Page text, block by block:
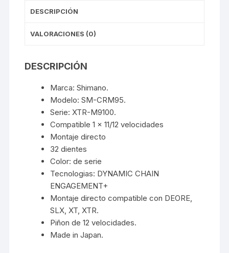
DESCRIPCIÓN
VALORACIONES (0)
DESCRIPCIÓN
Marca: Shimano.
Modelo: SM-CRM95.
Serie: XTR-M9100.
Compatible 1 x 11/12 velocidades
Montaje directo
32 dientes
Color: de serie
Tecnologias: DYNAMIC CHAIN
ENGAGEMENT+
Montaje directo compatible con DEORE,
SLX, XT, XTR.
Piñon de 12 velocidades.
Made in Japan.